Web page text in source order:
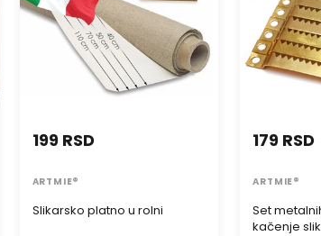
Slikarsko platno u rolni
199 RSD
ARTMIE®
Set
kačenje
179 RSD
ARTMIE®